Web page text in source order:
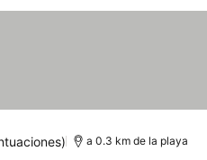
a 0.3 km de la playa